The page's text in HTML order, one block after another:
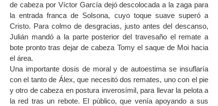
de cabeza por Víctor García dejó descolocada a la zaga para
la entrada franca de Solsona, cuyo toque suave superó a
Cristo. Para colmo de desgracias, justo antes del descanso,
Julián mandó a la parte posterior del travesaño el remate a
bote pronto tras dejar de cabeza Tomy el saque de Moi hacia
el área.
Una importante dosis de moral y de autoestima se insuflaría
con el tanto de Álex, que necesitó dos remates, uno con el pie
y otro de cabeza en postura inverosímil, para llevar la pelota a
la red tras un rebote. El público, que venía apoyando a sus